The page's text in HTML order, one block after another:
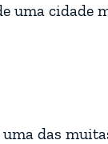
uma cidade
das